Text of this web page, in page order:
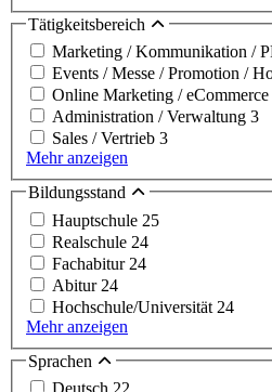
Tätigkeitsbereich
Marketing / Kommunikation /
Events / Messe / Promotion /
Online Marketing / eCommerce
Administration / Verwaltung 3
Sales / Vertrieb 3
Mehr anzeigen
Bildungsstand
Hauptschule 25
Realschule 24
Fachabitur 24
Abitur 24
Hochschule/Universität 24
Mehr anzeigen
Sprachen